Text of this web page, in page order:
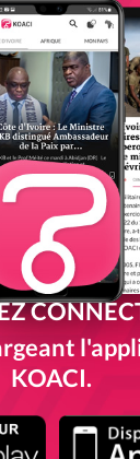
KOACI.